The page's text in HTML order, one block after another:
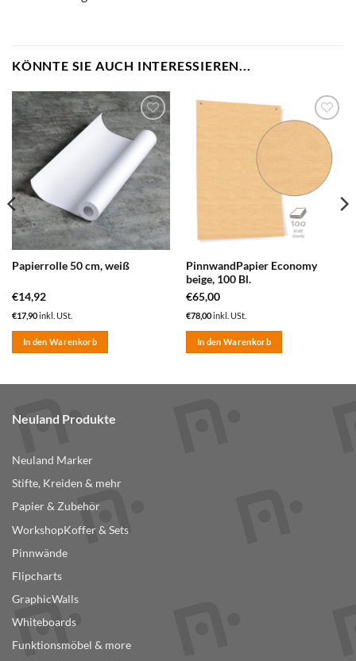
KÖNNTE SIE AUCH INTERESSIEREN...
zum
Merkzettel
hinzufügen
Papierrolle 50 cm, weiß
€14,92
€17,90inkl. USt.
In den Warenkorb
zum
Merkzettel
hinzufügen
PinnwandPapier Economy
beige, 100 Bl.
€65,00
€78,00inkl. USt.
In den Warenkorb
Neuland Produkte
Neuland Marker
Stifte, Kreiden & mehr
Papier & Zubehör
WorkshopKoffer & Sets
Pinnwände
Flipcharts
GraphicWalls
Whiteboards
Funktionsmöbel & more